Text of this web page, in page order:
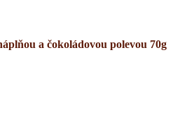
a čokoládovou polevou 70g